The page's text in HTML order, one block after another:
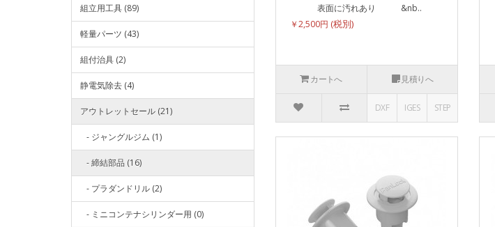
組立用工具 (89)
軽量パーツ (43)
組付治具 (2)
静電気除去 (4)
アウトレットセール (21)
- ジャングルジム (1)
- 締結部品 (16)
- プラダンドリル (2)
- ミニコンテナシリンダー用 (0)
表面に汚れあり &nb..
￥2,500円
カートへ 見積りへ
DXF IGES STEP